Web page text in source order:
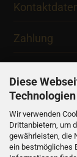
Diese
Technologien
Wir verwenden
Drittanbietern, um
gewährleisten, die
ein bestmögliches
Zahlung